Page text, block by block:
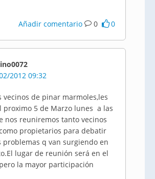
Añadir comentario 0 0
2012 09:32
vecinos de pinar marmoles,les
proximo 5 de Marzo lunes a las
nos reuniremos tanto vecinos
propietarios para debatir
problemas q van surgiendo en
lugar de reunión será en el
la mayor participación